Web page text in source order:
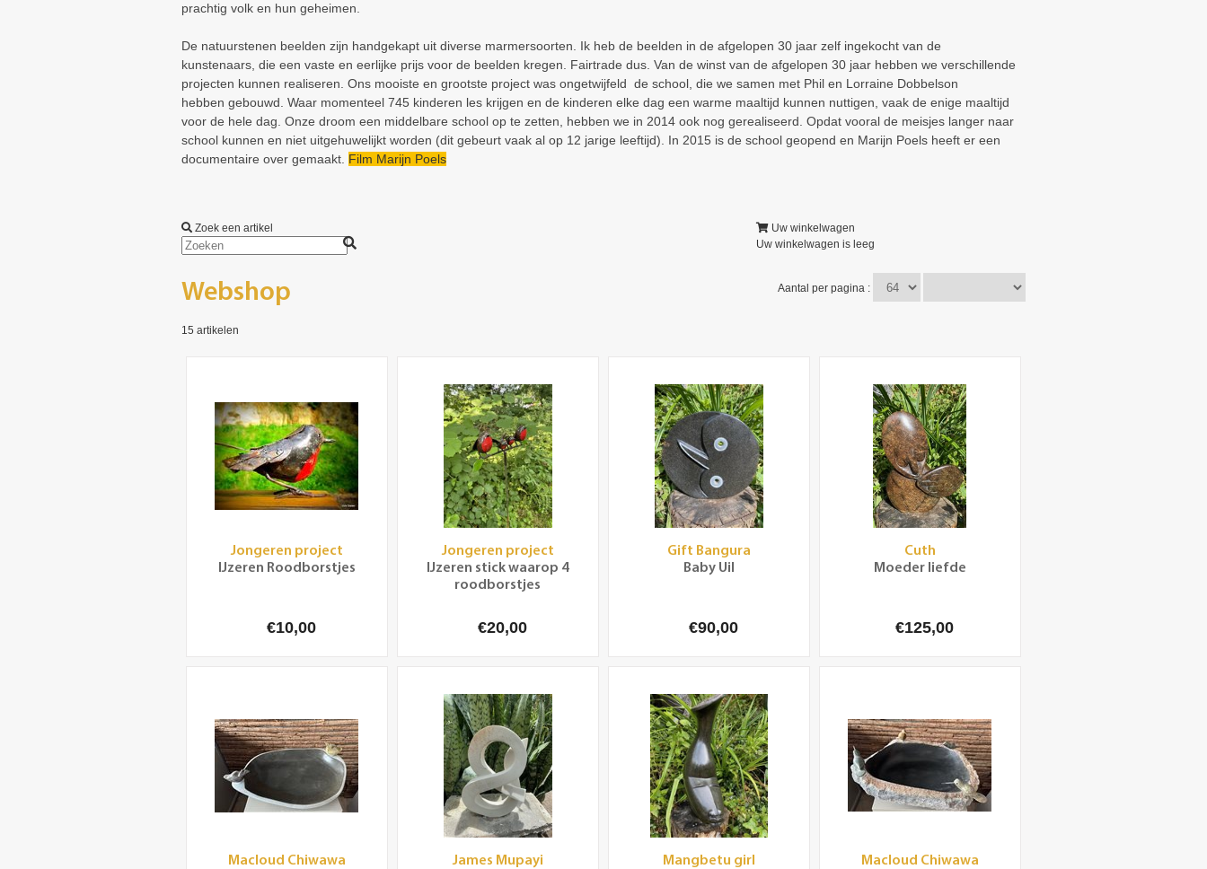
prachtig volk en hun geheimen.
De natuurstenen beelden zijn handgekapt uit diverse marmersoorten. Ik heb de beelden in de afgelopen 30 jaar zelf ingekocht van de
kunstenaars, die een vaste en eerlijke prijs voor de beelden kregen. Fairtrade dus. Van de winst van de afgelopen 30 jaar hebben we verschillende
projecten kunnen realiseren. Ons mooiste en grootste project was ongetwijfeld de school, die we samen met Phil en Lorraine Dobbelson
hebben gebouwd. Waar momenteel 745 kinderen les krijgen en de kinderen elke dag een warme maaltijd kunnen nuttigen, vaak de enige maaltijd
voor de hele dag. Onze droom een middelbare school op te zetten, hebben we in 2014 ook nog gerealiseerd. Opdat vooral de meisjes langer naar
school kunnen en niet uitgehuwelijkt worden (dit gebeurt vaak al op 12 jarige leeftijd). In 2015 is de school geopend en Marijn Poels heeft er een
documentaire over gemaakt. Film Marijn Poels
Zoek een artikel
Uw winkelwagen
Uw winkelwagen is leeg
Aantal per pagina :
Webshop
15 artikelen
Jongeren project
IJzeren Roodborstjes
€10,00
Jongeren project
IJzeren stick waarop 4
roodborstjes
€20,00
Gift Bangura
Baby Uil
€90,00
Cuth
Moeder liefde
€125,00
Macloud Chiwawa
James Mupayi
Mangbetu girl
Macloud Chiwawa